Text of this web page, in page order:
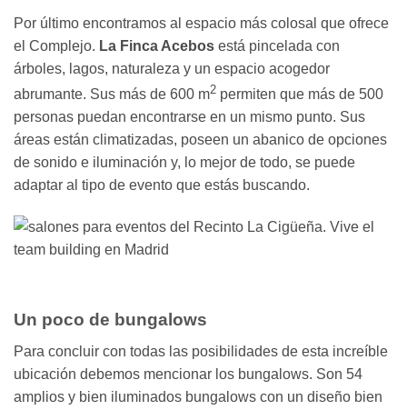
Por último encontramos al espacio más colosal que ofrece
el Complejo. La Finca Acebos está pincelada con
árboles, lagos, naturaleza y un espacio acogedor
abrumante. Sus más de 600 m2 permiten que más de 500
personas puedan encontrarse en un mismo punto. Sus
áreas están climatizadas, poseen un abanico de opciones
de sonido e iluminación y, lo mejor de todo, se puede
adaptar al tipo de evento que estás buscando.
Un poco de bungalows
Para concluir con todas las posibilidades de esta increíble
ubicación debemos mencionar los bungalows. Son 54
amplios y bien iluminados bungalows con un diseño bien